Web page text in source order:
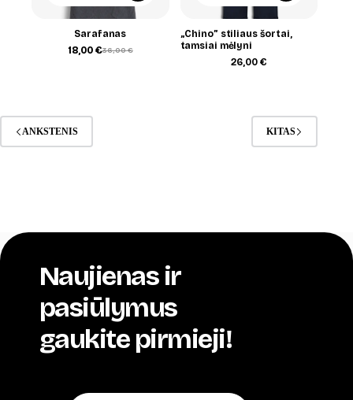
Sarafanas
36,00€
Original
18,00 €Current
„Chino” stiliaus šortai,
tamsiai mėlyni
26,00 €
ANKSTENIS KITAS
Naujienas ir
pasiūlymus
gaukite pirmieji!